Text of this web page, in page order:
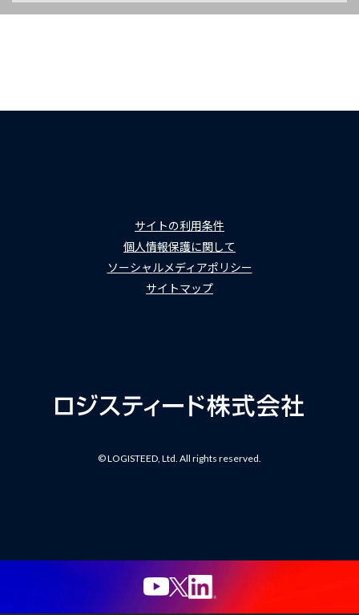
サイトの利用条件
個人情報保護に関して
ソーシャルメディアポリシー
サイトマップ
© LOGISTEED, Ltd. All rights reserved.